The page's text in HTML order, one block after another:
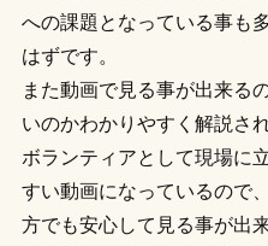
への課題となっている事も
はずです。
また動画で見る事が出来る
いのかわかりやすく解説さ
ボランティアとして現場に
すい動画になっているので
方でも安心して見る事が出